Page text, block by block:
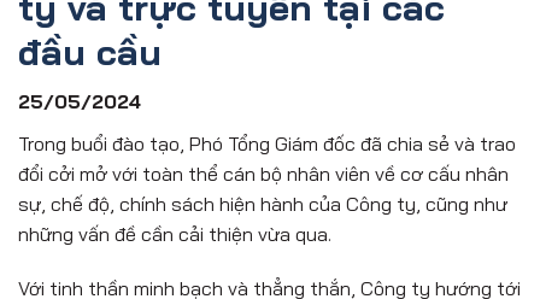
đầu cầu
25/05/2024
Trong buổi đào tạo, Phó Tổng Giám đốc đã chia sẻ và trao
đổi cởi mở với toàn thể cán bộ nhân viên về cơ cấu nhân
sự, chế độ, chính sách hiện hành của Công ty, cũng như
những vấn đề cần cải thiện vừa qua.
Với tinh thần minh bạch và thẳng thắn, Công ty hướng tới